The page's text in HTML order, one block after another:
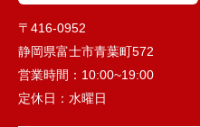
〒416-0952
静岡県富士市青葉町572
営業時間： 10:00~19:00
定休日： 水曜日